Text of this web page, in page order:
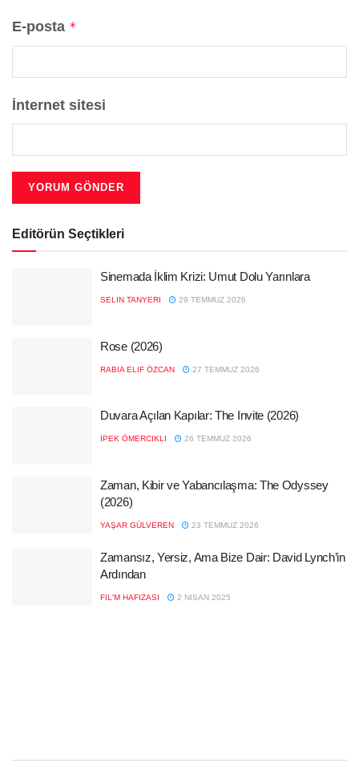
E-posta *
İnternet sitesi
Editörün Seçtikleri
Sinemada İklim Krizi: Umut Dolu Yarınlara
SELIN TANYERI 29 TEMMUZ 2026
Rose (2026)
RABIA ELIF ÖZCAN 27 TEMMUZ 2026
Duvara Açılan Kapılar: The Invite (2026)
İPEK ÖMERCIKLI 26 TEMMUZ 2026
Zaman, Kibir ve Yabancılaşma: The Odyssey
(2026)
YAŞAR GÜLVEREN 23 TEMMUZ 2026
Zamansız, Yersiz, Ama Bize Dair: David Lynch’in
Ardından
FIL'M HAFIZASI 2 NISAN 2025